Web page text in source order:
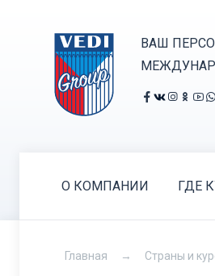
ВАШ
О КОМПАНИИ ГДЕ
Главная Страны и